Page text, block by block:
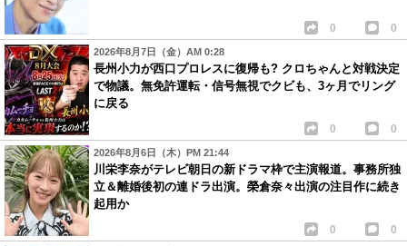
0 0
2026年8月7日（金）AM 0:28
長州小力が西口プロレスに復帰も? クロちゃんと対戦決定
で物議。無免許運転・信号無視でクビも、3ヶ月でリング
に戻る
0 0
2026年8月6日（木）PM 21:44
川栄李奈がテレビ朝日の新ドラマ枠で主演報道。事務所独
立＆離婚後初の連ドラ出演。榮倉奈々出演の注目作に続き
起用か
0 0